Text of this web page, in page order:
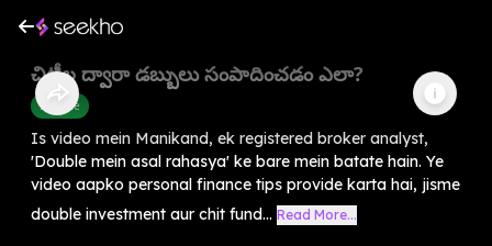
చిట్టీల ద్వారా డబ్బులు సంపాదించడం ఎలా?
Finance
Is video mein Manikand, ek registered broker analyst,
'Double mein asal rahasya' ke bare mein batate hain. Ye
video aapko personal finance tips provide karta hai, jisme
double investment aur chit fund... Read More...